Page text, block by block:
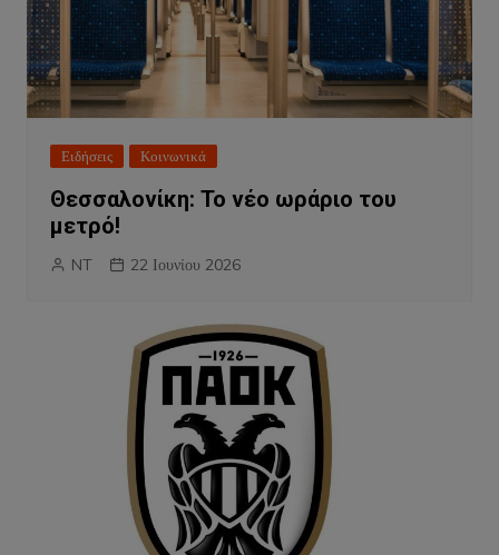
Ειδήσεις Κοινωνικά
Θεσσαλονίκη: Το νέο ωράριο του
μετρό!
NT 22 Ιουνίου 2026